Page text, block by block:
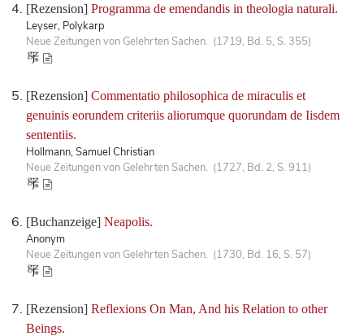
[Rezension] Programma de emendandis in theologia naturali.
Leyser, Polykarp
Neue Zeitungen von Gelehrten Sachen. (1719, Bd. 5, S. 355)
[Rezension] Commentatio philosophica de miraculis et
genuinis eorundem criteriis aliorumque quorundam de Iisdem
sententiis.
Hollmann, Samuel Christian
Neue Zeitungen von Gelehrten Sachen. (1727, Bd. 2, S. 911)
[Buchanzeige] Neapolis.
Anonym
Neue Zeitungen von Gelehrten Sachen. (1730, Bd. 16, S. 57)
[Rezension] Reflexions On Man, And his Relation to other
Beings.